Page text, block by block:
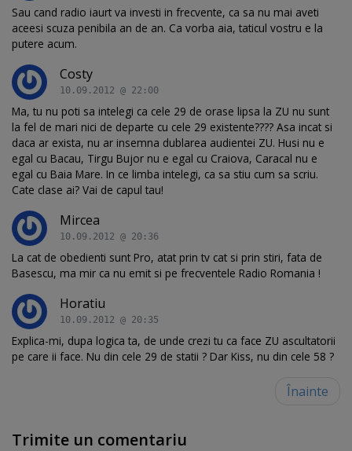
Sau cand radio iaurt va investi in frecvente, ca sa nu mai aveti
aceesi scuza penibila an de an. Ca vorba aia, taticul vostru e la
putere acum.
Costy
10.09.2012 @ 22:00
Ma, tu nu poti sa intelegi ca cele 29 de orase lipsa la ZU nu sunt
la fel de mari nici de departe cu cele 29 existente???? Asa incat si
daca ar exista, nu ar insemna dublarea audientei ZU. Husi nu e
egal cu Bacau, Tirgu Bujor nu e egal cu Craiova, Caracal nu e
egal cu Baia Mare. In ce limba intelegi, ca sa stiu cum sa scriu.
Cate clase ai? Vai de capul tau!
Mircea
10.09.2012 @ 20:36
La cat de obedienti sunt Pro, atat prin tv cat si prin stiri, fata de
Basescu, ma mir ca nu emit si pe frecventele Radio Romania !
Horatiu
10.09.2012 @ 20:35
Explica-mi, dupa logica ta, de unde crezi tu ca face ZU ascultatorii
pe care ii face. Nu din cele 29 de statii ? Dar Kiss, nu din cele 58 ?
Înainte
Trimite un comentariu